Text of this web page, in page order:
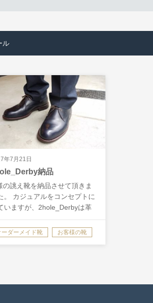
ル
年7月21日
納品
の誂え靴を納品させて頂きま
。 カジュアルをコンセプトに
いますが、2hole_Derbyは革
出来ます。 お客様、スーツに
似合いです！ 納品時は、フィ
ーダーメイド靴 お客様の靴